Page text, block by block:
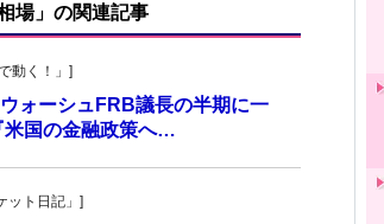
場」の関連記事
動く！」]
ォーシュFRB議長の半期に一
米国の金融政策へ…
ット日記」]